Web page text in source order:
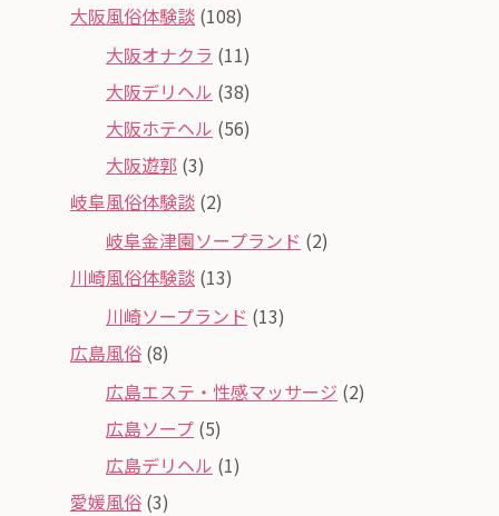
大阪風俗体験談 (108)
大阪オナクラ (11)
大阪デリヘル (38)
大阪ホテヘル (56)
大阪遊郭 (3)
岐阜風俗体験談 (2)
岐阜金津園ソープランド (2)
川崎風俗体験談 (13)
川崎ソープランド (13)
広島風俗 (8)
広島エステ・性感マッサージ (2)
広島ソープ (5)
広島デリヘル (1)
愛媛風俗 (3)